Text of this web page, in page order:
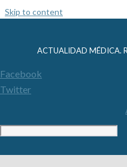
Skip to content
ACTUALIDAD MÉDICA.
Facebook
Twitter